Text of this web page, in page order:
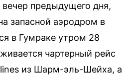
предыдущего дня,
запасной аэродром в
в Гумраке утром 28
чартерный рейс
из Шарм-эль-Шейха, а